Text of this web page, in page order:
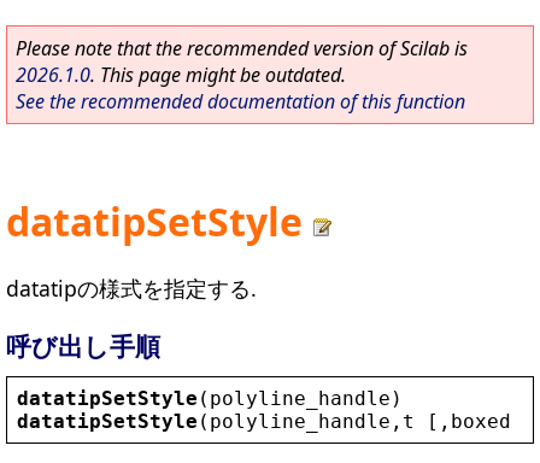
Please note that the recommended version of Scilab is
2026.1.0. This page might be outdated.
See the recommended documentation of this function
datatipSetStyle
datatipの様式を指定する.
呼び出し手順
datatipSetStyle ( polyline_handle )
datatipSetStyle ( polyline_handle , t [, boxed